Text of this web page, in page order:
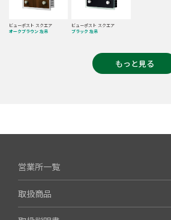
ビューポスト スクエア
オークブラウン 左吊
ビューポスト スクエア
ブラック 左吊
もっと見る
営業所一覧
取扱商品